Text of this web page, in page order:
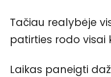
Tačiau realybėje
patirties rodo visai
Laikas paneigti